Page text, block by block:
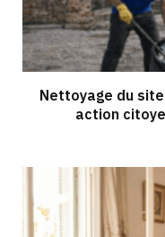
Nettoyage du
action